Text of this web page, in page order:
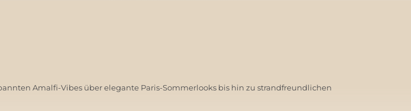
Amalfi-Vibes über elegante Paris-Sommerlooks bis hin zu strandfreundlichen